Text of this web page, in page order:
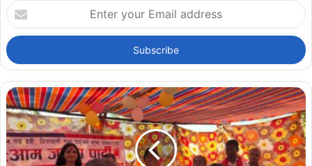
Enter
your
Email
address